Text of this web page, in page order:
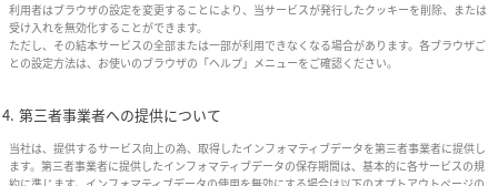
利用者はブラウザの設定を変更することにより、当サービスが発行したクッキーを削除、または
受け入れを無効化することができます。
ただし、その結本サービスの全部または一部が利用できなくなる場合があります。各ブラウザご
との設定方法は、お使いのブラウザの「ヘルプ」メニューをご確認ください。
第三者事業者への提供について
当社は、提供するサービス向上の為、取得したインフォマティブデータを第三者事業者に提供し
ます。第三者事業者に提供したインフォマティブデータの保存期間は、基本的に各サービスの規